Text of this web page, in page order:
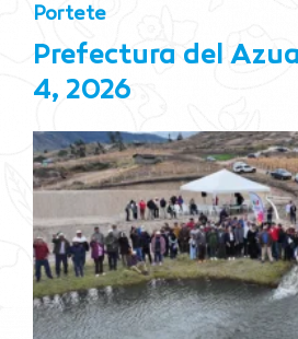
Portete
Prefectura del
4, 2026